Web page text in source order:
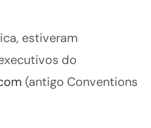
estiveram
do
(antigo Conventions